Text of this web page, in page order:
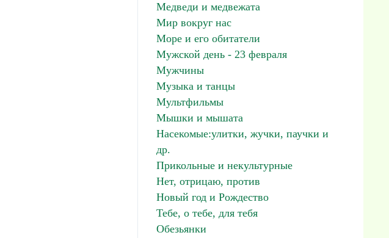
Медведи и медвежата
Мир вокруг нас
Море и его обитатели
Мужской день - 23 февраля
Мужчины
Музыка и танцы
Мультфильмы
Мышки и мышата
Насекомые:улитки, жучки, паучки и
др.
Прикольные и некультурные
Нет, отрицаю, против
Новый год и Рождество
Тебе, о тебе, для тебя
Обезьянки